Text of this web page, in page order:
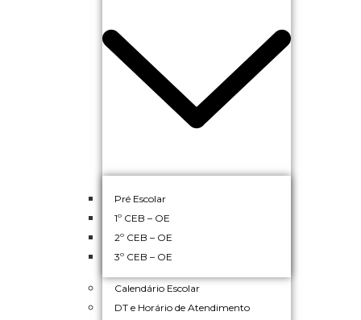
Pré Escolar
1º CEB – OE
2º CEB – OE
3º CEB – OE
Calendário Escolar
DT e Horário de Atendimento